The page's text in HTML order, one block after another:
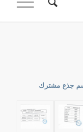
جذع مشترك